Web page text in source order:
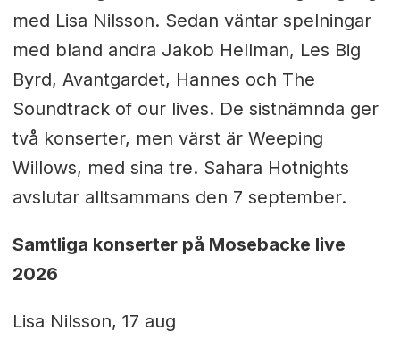
med Lisa Nilsson. Sedan väntar spelningar
med bland andra Jakob Hellman, Les Big
Byrd, Avantgardet, Hannes och The
Soundtrack of our lives. De sistnämnda ger
två konserter, men värst är Weeping
Willows, med sina tre. Sahara Hotnights
avslutar alltsammans den 7 september.
Samtliga konserter på Mosebacke live
2026
Lisa Nilsson, 17 aug